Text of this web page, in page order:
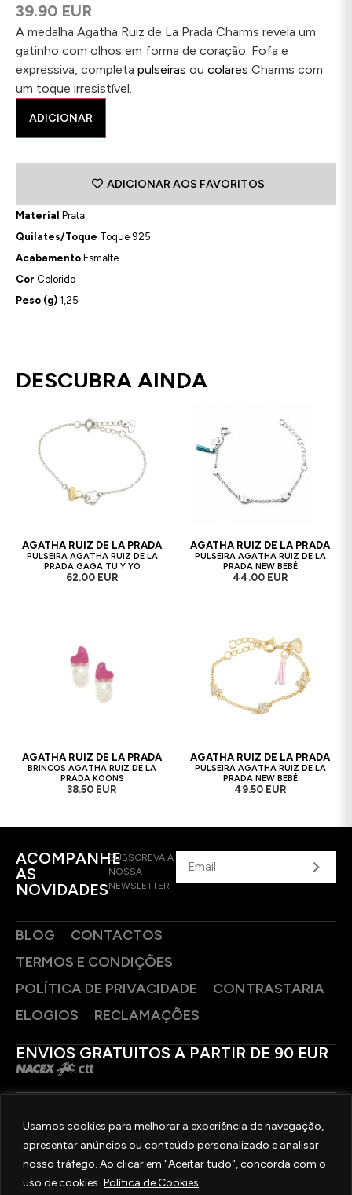
Usamos cookies para melhorar a experiência de navegação,
apresentar anúncios ou conteúdo personalizado e analisar
nosso tráfego. Ao clicar em "Aceitar tudo", concorda com o
uso de cookies. Política de Cookies
39.90 EUR
A medalha Agatha Ruiz de La Prada Charms revela um
gatinho com olhos em forma de coração. Fofa e
expressiva, completa pulseiras ou colares Charms com
um toque irresistível.
ADICIONAR
ADICIONAR AOS FAVORITOS
Material
Prata
Quilates/Toque Toque 925
Acabamento Esmalte
Cor Colorido
Peso (g) 1,25
DESCUBRA AINDA
AGATHA RUIZ DE LA PRADA
PULSEIRA AGATHA RUIZ DE LA
PRADA GAGA TU Y YO
62.00 EUR
AGATHA RUIZ DE LA PRADA
PULSEIRA AGATHA RUIZ DE LA
PRADA NEW BEBÉ
44.00 EUR
AGATHA RUIZ DE LA PRADA
BRINCOS AGATHA RUIZ DE LA
PRADA KOONS
38.50 EUR
AGATHA RUIZ DE LA PRADA
PULSEIRA AGATHA RUIZ DE LA
PRADA NEW BEBÉ
49.50 EUR
ACOMPANHE
AS
NOVIDADES
SUBSCREVA A
NOSSA
NEWSLETTER
BLOG
CONTACTOS
TERMOS E CONDIÇÕES
POLÍTICA DE PRIVACIDADE
CONTRASTARIA
ELOGIOS
RECLAMAÇÕES
ENVIOS GRATUITOS A PARTIR DE 90 EUR
SIGA-NOS
2025 © OURIVESARIA FRADIZELA